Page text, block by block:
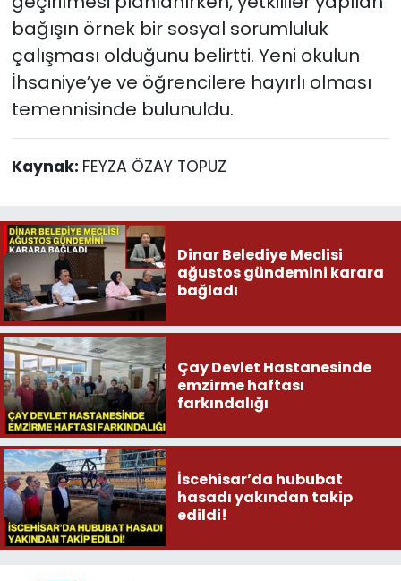
bağışın örnek bir sosyal sorumluluk
çalışması olduğunu belirtti. Yeni okulun
İhsaniye’ye ve öğrencilere hayırlı olması
temennisinde bulunuldu.
Kaynak: FEYZA ÖZAY TOPUZ
Dinar Belediye Meclisi
ağustos gündemini karara
bağladı
Çay Devlet Hastanesinde
emzirme haftası
farkındalığı
İscehisar’da hububat
hasadı yakından takip
edildi!